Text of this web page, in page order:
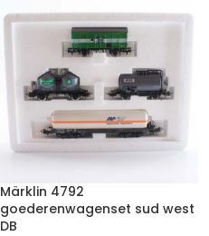
Märklin 4792
goederenwagenset sud west
DB